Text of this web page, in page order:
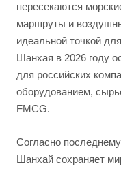
пересекаются
маршруты и
идеальной точкой
Шанхая в 2026 году
для российских
оборудованием,
FMCG.
Согласно
Шанхай сохраняет